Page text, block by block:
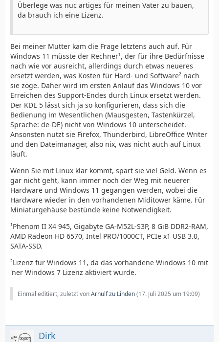
Überlege was nuc artiges für meinen Vater zu bauen,
da brauch ich eine Lizenz.
Bei meiner Mutter kam die Frage letztens auch auf. Für
Windows 11 müsste der Rechner¹, der für ihre Bedürfnisse
nach wie vor ausreicht, allerdings durch etwas neueres
ersetzt werden, was Kosten für Hard- und Software² nach
sie zöge. Daher wird im ersten Anlauf das Windows 10 vor
Erreichen des Support-Endes durch Linux ersetzt werden.
Der KDE 5 lässt sich ja so konfigurieren, dass sich die
Bedienung im Wesentlichen (Mausgesten, Tastenkürzel,
Sprache: de-DE) nicht von Windows 10 unterscheidet.
Ansonsten nutzt sie Firefox, Thunderbird, LibreOffice Writer
und den Dateimanager, also nix, was nicht auch auf Linux
läuft.
Wenn Sie mit Linux klar kommt, spart sie viel Geld. Wenn es
gar nicht geht, kann immer noch der Weg mit neuerer
Hardware und Windows 11 gegangen werden, wobei die
Hardware wieder in den vorhandenen Miditower käme. Für
Miniaturgehäuse bestünde keine Notwendigkeit.
¹Phenom II X4 945, Gigabyte GA-M52L-S3P, 8 GiB DDR2-RAM,
AMD Radeon HD 6570, Intel PRO/1000CT, PCIe x1 USB 3.0,
SATA-SSD.
²Lizenz für Windows 11, da das vorhandene Windows 10 mit
'ner Windows 7 Lizenz aktiviert wurde.
Einmal editiert, zuletzt vonArnulf zu Linden(17. Juli 2025 um 19:09)
Dirk